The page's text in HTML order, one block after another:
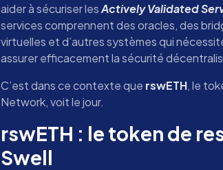
aider à sécuriser lesActively Validated
services comprennent des oracles, des
virtuelles et d’autres systèmes qui
assurer efficacement la sécurité
C’est dans ce contexte que rswETH, le
Network, voit le jour.
rswETH : le token de
Swell